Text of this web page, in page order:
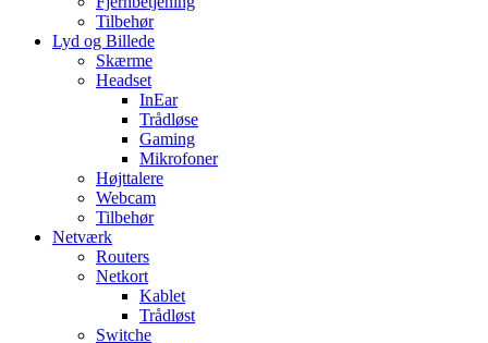
Tilbehør
Lyd og Billede
Skærme
Headset
InEar
Trådløse
Gaming
Mikrofoner
Højttalere
Webcam
Tilbehør
Netværk
Routers
Netkort
Kablet
Trådløst
Switche